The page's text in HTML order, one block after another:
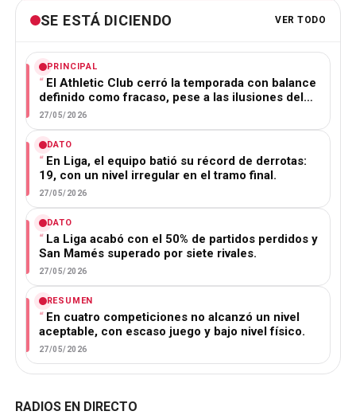
SE ESTÁ DICIENDO VER TODO
PRINCIPAL
El Athletic Club cerró la temporada con balance
definido como fracaso, pese a las ilusiones del…
27/05/2026
DATO
En Liga, el equipo batió su récord de derrotas:
19, con un nivel irregular en el tramo final.
27/05/2026
DATO
La Liga acabó con el 50% de partidos perdidos y
San Mamés superado por siete rivales.
27/05/2026
RESUMEN
En cuatro competiciones no alcanzó un nivel
aceptable, con escaso juego y bajo nivel físico.
27/05/2026
RADIOS EN DIRECTO